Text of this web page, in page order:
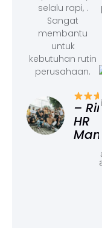
selalu rapi, .
Sangat
membantu
untuk
kebutuhan rutin
perusahaan.
–
HR